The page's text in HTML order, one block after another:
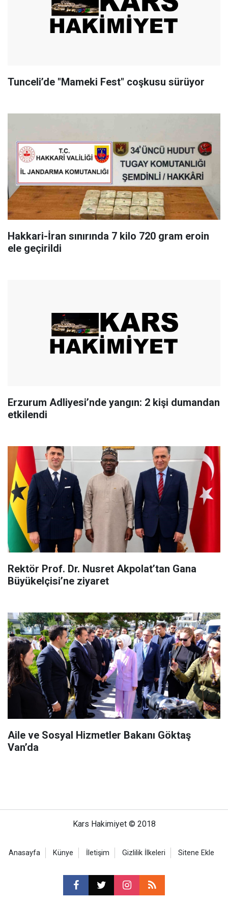
Tunceli’de "Mameki Fest" coşkusu sürüyor
Hakkari-İran sınırında 7 kilo 720 gram eroin
ele geçirildi
Erzurum Adliyesi’nde yangın: 2 kişi dumandan
etkilendi
Rektör Prof. Dr. Nusret Akpolat’tan Gana
Büyükelçisi’ne ziyaret
Aile ve Sosyal Hizmetler Bakanı Göktaş
Van’da
Kars Hakimiyet © 2018
Anasayfa Künye İletişim Gizlilik İlkeleri Sitene Ekle